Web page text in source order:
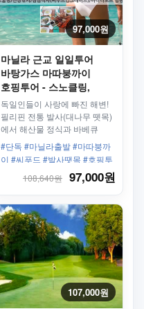
97,000원
마닐라 근교 일일투어
바탕가스 마따붕까이
호핑투어 - 스노클링,
바나나보트(씨푸드
업그레이드)
독일인들이 사랑에 빠진 해변!
필리핀 전통 발사(대나무 뗏목)
에서 해산물 정식과 바베큐
점심식사를 그리고 재미있는
스노클링!!
#단독 #마닐라출발 #마따붕까
이 #씨푸드 #발사땟목 #호핑투
어 #바나나보트 #스노클링 #스
쿠버다이빙 #중식제공 #마따뿡
까이
108,640원 97,000원
107,000원